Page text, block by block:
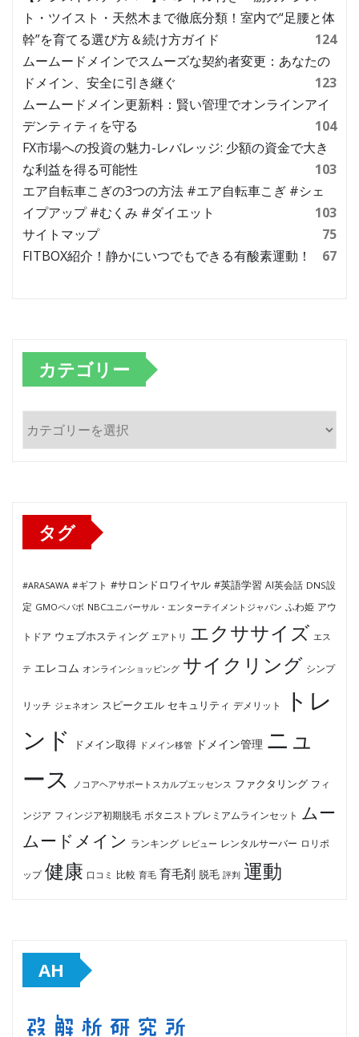
ト・ツイスト・天然木まで徹底分類！室内で“足腰と体
幹”を育てる選び方＆続け方ガイド
124
ムームードメインでスムーズな契約者変更：あなたの
ドメイン、安全に引き継ぐ
123
ムームードメイン更新料：賢い管理でオンラインアイ
デンティティを守る
104
FX市場への投資の魅力-レバレッジ: 少額の資金で大き
な利益を得る可能性
103
エア自転車こぎの3つの方法 #エア自転車こぎ #シェ
イプアップ #むくみ #ダイエット
103
サイトマップ
75
FITBOX紹介！静かにいつでもできる有酸素運動！
67
カテゴリー
テ
タグ
#ARASAWA #ギフト #サロンドロワイヤル #英語学習 AI英会話 DNS設
定 GMOペパボ NBCユニバーサル・エンターテイメントジャパン ふわ姫 アウ
トドア ウェブホスティング エアトリ エクササイズ エス
テ エレコム オンラインショッピング サイクリング シンプ
リッチ ジェネオン スピークエル セキュリティ デメリット
トレ
ンド
ドメイン取得 ドメイン移管 ドメイン管理 ニュ
ース
ノコアヘアサポートスカルプエッセンス ファクタリング フィ
ンジア フィンジア初期脱毛 ボタニストプレミアムラインセット ムー
ムードメイン ランキング レビュー レンタルサーバー ロリポ
ップ 健康 口コミ 比較 育毛 育毛剤 脱毛 評判 運動
AH